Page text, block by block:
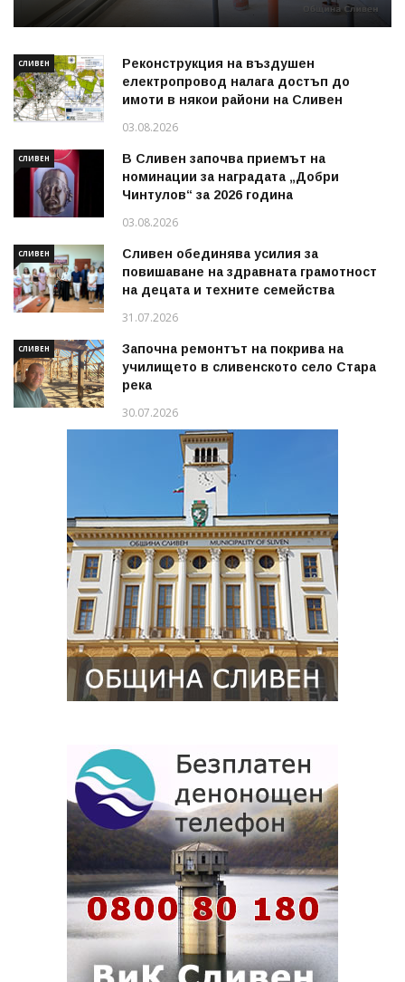
СЛИВЕН
Реконструкция на въздушен
електропровод налага достъп до
имоти в някои райони на Сливен
03.08.2026
СЛИВЕН
В Сливен започва приемът на
номинации за наградата „Добри
Чинтулов“ за 2026 година
03.08.2026
СЛИВЕН
Сливен обединява усилия за
повишаване на здравната грамотност
на децата и техните семейства
31.07.2026
СЛИВЕН
Започна ремонтът на покрива на
училището в сливенското село Стара
река
30.07.2026